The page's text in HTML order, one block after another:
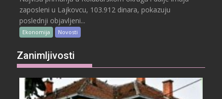
zaposleni u Lajkovcu, 103.912 dinara, pokazuju
poslednji objavljeni...
Ekonomija Novosti
Zanimljivosti